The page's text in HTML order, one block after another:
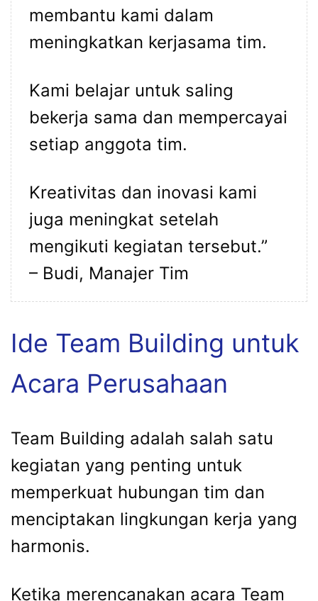
membantu kami dalam
meningkatkan kerjasama tim.
Kami belajar untuk saling
bekerja sama dan mempercayai
setiap anggota tim.
Kreativitas dan inovasi kami
juga meningkat setelah
mengikuti kegiatan tersebut.”
– Budi, Manajer Tim
Ide Team Building untuk
Acara Perusahaan
Team Building adalah salah satu
kegiatan yang penting untuk
memperkuat hubungan tim dan
menciptakan lingkungan kerja yang
harmonis.
Ketika merencanakan acara Team